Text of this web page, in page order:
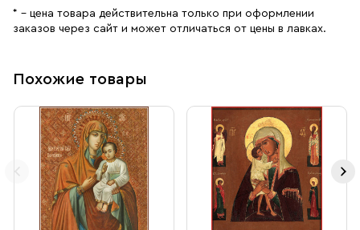
* – цена товара действительна только при оформлении
заказов через сайт и может отличаться от цены в лавках.
Похожие товары